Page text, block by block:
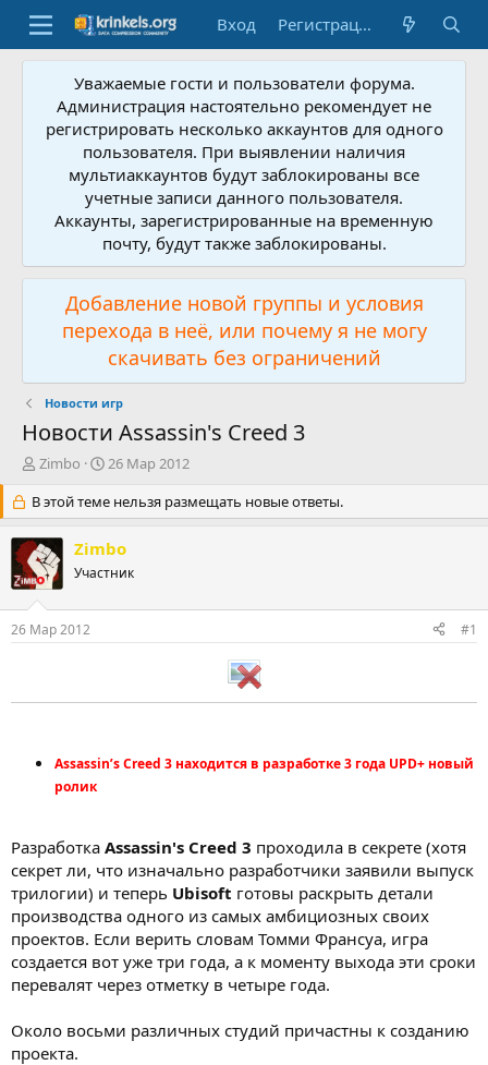
Вход Регистрация
Уважаемые гости и пользователи форума.
Администрация настоятельно рекомендует не
регистрировать несколько аккаунтов для одного
пользователя. При выявлении наличия
мультиаккаунтов будут заблокированы все
учетные записи данного пользователя.
Аккаунты, зарегистрированные на временную
почту, будут также заблокированы.
Добавление новой группы и условия
перехода в неё, или почему я не могу
скачивать без ограничений
Новости игр
Новости Assassin's Creed 3
А
т
о
р
т
е
м
Zimbo
Д
т
а
н
а
ч
а
26 Мар 2012
В этой теме нельзя размещать новые ответы.
Zimbo
Участник
26 Мар 2012 #1
Assassin’s Creed 3 находится в разработке 3 года UPD+ новый
ролик
Разработка Assassin's Creed 3 проходила в секрете (хотя
секрет ли, что изначально разработчики заявили выпуск
трилогии) и теперь Ubisoft готовы раскрыть детали
производства одного из самых амбициозных своих
проектов. Если верить словам Томми Франсуа, игра
создается вот уже три года, а к моменту выхода эти сроки
перевалят через отметку в четыре года.
Около восьми различных студий причастны к созданию
проекта.